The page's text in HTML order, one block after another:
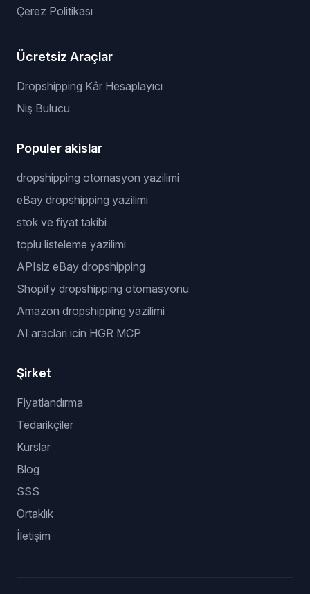
Çerez Politikası
Ücretsiz Araçlar
Dropshipping Kâr Hesaplayıcı
Niş Bulucu
Populer akislar
dropshipping otomasyon yazilimi
eBay dropshipping yazilimi
stok ve fiyat takibi
toplu listeleme yazilimi
APIsiz eBay dropshipping
Shopify dropshipping otomasyonu
Amazon dropshipping yazilimi
AI araclari icin HGR MCP
Şirket
Fiyatlandırma
Tedarikçiler
Kurslar
Blog
SSS
Ortaklık
İletişim